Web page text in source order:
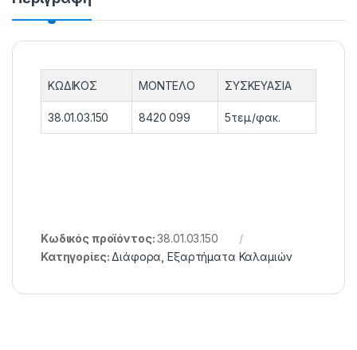
ΚΩΔΙΚΟΣ ΜΟΝΤΕΛΟ ΣΥΣΚΕΥΑΣΙΑ
38.01.03.150 8420 099 5τεμ./φακ.
Κωδικός προϊόντος:38.01.03.150
Κατηγορίες:Διάφορα ,Εξαρτήματα Καλαμιών